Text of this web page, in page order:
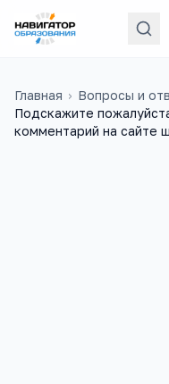
Главная › Вопросы и
Подскажите
комментарий на сайте